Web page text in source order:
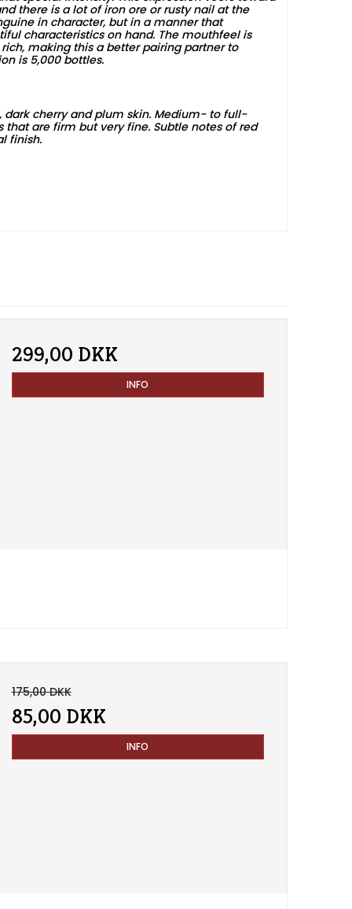
there is a lot of iron ore or rusty nail at the
in character, but in a manner that
characteristics on hand. The mouthfeel is
making this a better pairing partner to
is 5,000 bottles.
dark cherry and plum skin. Medium- to full-
are firm but very fine. Subtle notes of red
finish.
299,00 DKK
INFO
175,00 DKK
85,00 DKK
INFO